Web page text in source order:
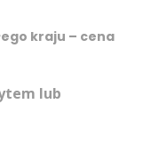
kraju – cena
lub